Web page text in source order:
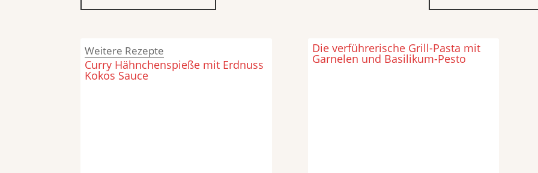
Weitere Rezepte
Curry Hähnchenspieße mit Erdnuss
Kokos Sauce
Die verführerische Grill-Pasta mit
Garnelen und Basilikum-Pesto